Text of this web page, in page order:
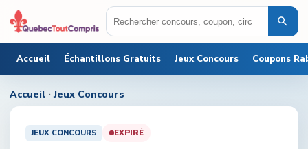
Accueil Échantillons Gratuits Jeux Concours Coupons
Accueil · Jeux Concours
JEUX CONCOURS EXPIRÉ